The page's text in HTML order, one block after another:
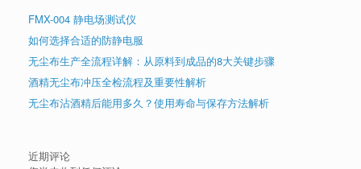
FMX-004 静电场测试仪
如何选择合适的防静电服
无尘布生产全流程详解：从原料到成品的8大关键步骤
酒精无尘布冲压全检流程及重要性解析
无尘布沾酒精后能用多久？使用寿命与保存方法解析
近期评论